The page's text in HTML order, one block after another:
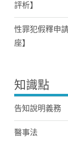
評析】
性罪犯假釋申
座】
知識點
告知說明義務
醫事法